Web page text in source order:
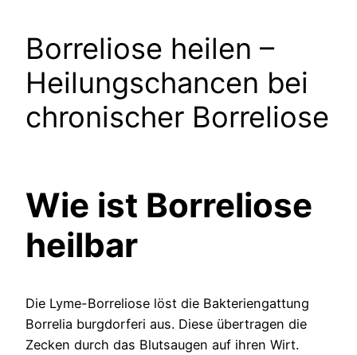
Borreliose heilen –
Heilungschancen bei
chronischer Borreliose
Wie ist Borreliose
heilbar
Die Lyme-Borreliose löst die Bakteriengattung
Borrelia burgdorferi aus. Diese übertragen die
Zecken durch das Blutsaugen auf ihren Wirt.